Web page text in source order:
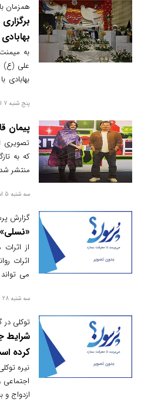
همزمان
بهابادی
به
پنج شنبه 7 اسفند 1399
پیمان
تصویری
که به
منتشر
سه شنبه 5 اسفند 1399
گزارش
از
اثرات
می
حمایت
ازدواج
اعضای
سه شنبه 28 بهمن 1399
توکلی
شرایط
کرده
نیره
ازدواج